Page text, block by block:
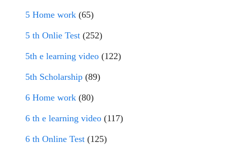
5 Home work (65)
5 th Onlie Test (252)
5th e learning video (122)
5th Scholarship (89)
6 Home work (80)
6 th e learning video (117)
6 th Online Test (125)